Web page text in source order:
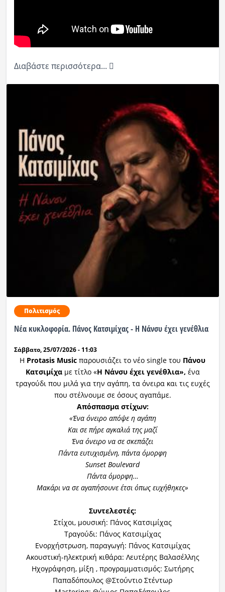
Διαβάστε περισσότερα...
Πολιτισμός
Νέα κυκλοφορία. Πάνος Κατσιμίχας - Η Νάνσυ έχει γενέθλια
Σάββατο, 25/07/2026 - 11:03
Η Protasis Music παρουσιάζει το νέο single του Πάνου
Κατσιμίχαμε τίτλο «Η Νάνσυ έχει γενέθλια», ένα
τραγούδι που μιλά για την αγάπη, τα όνειρα και τις ευχές
που στέλνουμε σε όσους αγαπάμε.
Απόσπασμα στίχων:
«Ένα όνειρο απόψε η αγάπη
Και σε πήρε αγκαλιά της μαζί
Ένα όνειρο να σε σκεπάζει
Πάντα ευτυχισμένη, πάντα όμορφη
Sunset Boulevard
Πάντα όμορφη…
Μακάρι να σε αγαπήσουνε έτσι όπως ευχήθηκες»
Συντελεστές:
Στίχοι, μουσική: Πάνος Κατσιμίχας
Τραγούδι: Πάνος Κατσιμίχας
Ενορχήστρωση, παραγωγή: Πάνος Κατσιμίχας
Ακουστική-ηλεκτρική κιθάρα: Λευτέρης Βαλασέλλης
Ηχογράφηση, μίξη , προγραμματισμός: Σωτήρης
Παπαδόπουλος @Στούντιο Στέντωρ